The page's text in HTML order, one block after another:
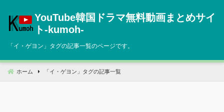
へ
動
YouTube韓国ドラマ無料動画まとめサイ
ト‐kumoh‐
「イ・ゲヨン 」タグの記事一覧のページです。
ホーム 「 イ・ゲヨン 」タグの記事一覧